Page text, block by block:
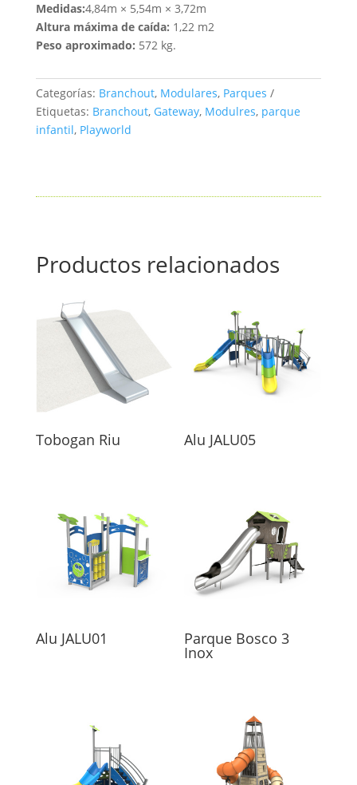
Medidas:4,84m × 5,54m × 3,72m
Altura máxima de caída: 1,22 m2
Peso aproximado: 572 kg.
Categorías: Branchout, Modulares, Parques
Etiquetas: Branchout, Gateway, Modulres, parque
infantil, Playworld
Productos relacionados
Tobogan Riu Alu JALU05
Alu JALU01 Parque Bosco 3
Inox